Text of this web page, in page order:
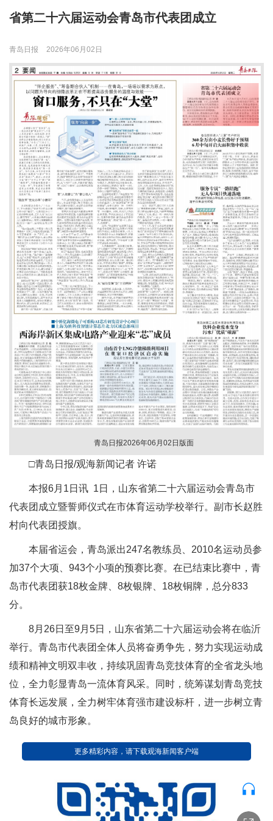
省第二十六届运动会青岛市代表团成立
青岛日报 2026年06月02日
青岛日报2026年06月02日版面
□青岛日报/观海新闻记者 许诺
本报6月1日讯 1日，山东省第二十六届运动会青岛市
代表团成立暨誓师仪式在市体育运动学校举行。副市长赵胜
村向代表团授旗。
本届省运会，青岛派出247名教练员、2010名运动员参
加37个大项、943个小项的预赛比赛。在已结束比赛中，青
岛市代表团获18枚金牌、8枚银牌、18枚铜牌，总分833
分。
8月26日至9月5日，山东省第二十六届运动会将在临沂
举行。青岛市代表团全体人员将奋勇争先，努力实现运动成
绩和精神文明双丰收，持续巩固青岛竞技体育的全省龙头地
位，全力彰显青岛一流体育风采。同时，统筹谋划青岛竞技
体育长远发展，全力树牢体育强市建设标杆，进一步树立青
岛良好的城市形象。
更多精彩内容，请下载观海新闻客户端